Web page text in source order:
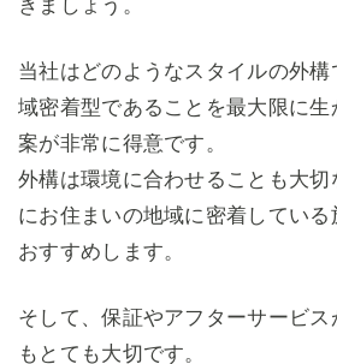
きましょう。
当社はどのようなスタイルの外
域密着型であることを最大限に
案が非常に得意です。
外構は環境に合わせることも大切
にお住まいの地域に密着してい
おすすめします。
そして、保証やアフターサービス
もとても大切です。